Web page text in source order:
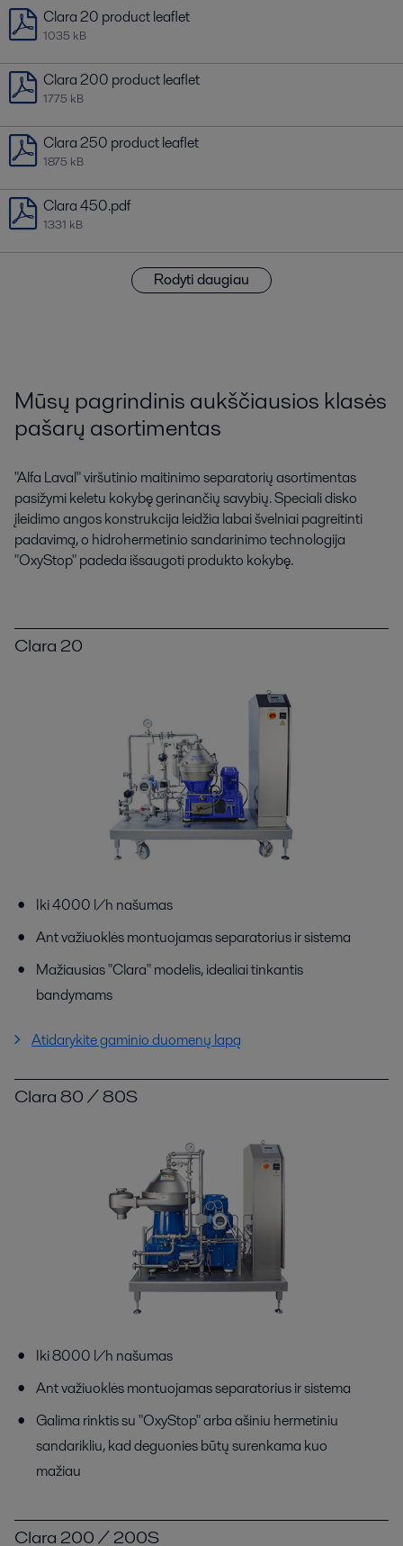
Clara 20 product leaflet
1035 kB
Clara 200 product leaflet
1775 kB
Clara 250 product leaflet
1875 kB
Clara 450.pdf
1331 kB
Rodyti daugiau
Mūsų pagrindinis aukščiausios klasės
pašarų asortimentas
"Alfa Laval" viršutinio maitinimo separatorių asortimentas
pasižymi keletu kokybę gerinančių savybių. Speciali disko
įleidimo angos konstrukcija leidžia labai švelniai pagreitinti
padavimą, o hidrohermetinio sandarinimo technologija
"OxyStop" padeda išsaugoti produkto kokybę.
Clara 20
Iki 4000 l/h našumas
Ant važiuoklės montuojamas separatorius ir sistema
Mažiausias "Clara" modelis, idealiai tinkantis
bandymams
Atidarykite gaminio duomenų lapą
Clara 80 / 80S
Iki 8000 l/h našumas
Ant važiuoklės montuojamas separatorius ir sistema
Galima rinktis su "OxyStop" arba ašiniu hermetiniu
sandarikliu, kad deguonies būtų surenkama kuo
mažiau
Clara 200 / 200S